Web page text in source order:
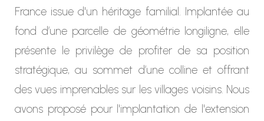
France issue d'un héritage familial. Implantée au
fond d’une parcelle de géométrie longiligne, elle
présente le privilège de profiter de sa position
stratégique, au sommet d’une colline et offrant
des vues imprenables sur les villages voisins. Nous
avons proposé pour l'implantation de l'extension